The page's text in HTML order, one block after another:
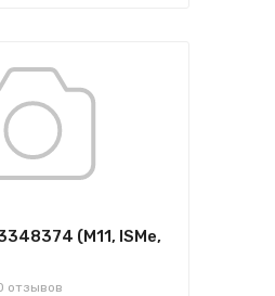
(М11, ISMe,
отзывов